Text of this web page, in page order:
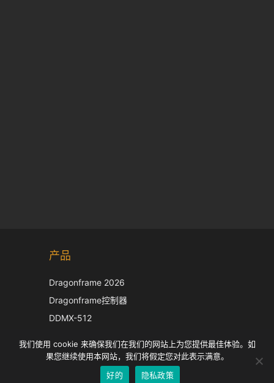
产品
Dragonframe 2026
Dragonframe控制器
DDMX-512
EOS LV 校正帽
我们使用 cookie 来确保我们在我们的网站上为您提供最佳体验。如
果您继续使用本网站，我们将假定您对此表示满意。
好的
隐私政策
English